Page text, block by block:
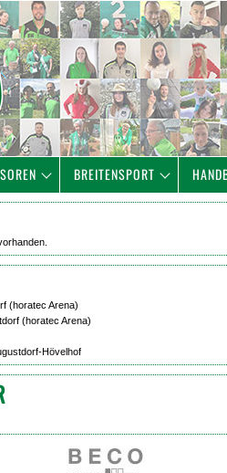
BREITENSPORT
(horatec Arena)
(horatec Arena)
Hövelhof